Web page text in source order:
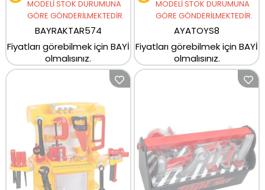
MODELİ STOK DURUMUNA
GÖRE GÖNDERİLMEKTEDİR.
BAYRAKTAR574
Fiyatları görebilmek için BAYİ
olmalısınız.
MODELİ STOK DURUMUNA
GÖRE GÖNDERİLMEKTEDİR.
AYATOYS8
Fiyatları görebilmek için BAYİ
olmalısınız.